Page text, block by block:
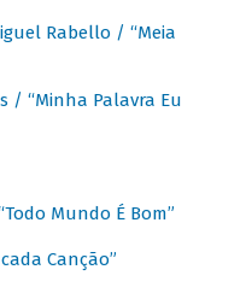
Rabello / “Meia
/ “Minha Palavra Eu
Mundo É Bom”
Canção”